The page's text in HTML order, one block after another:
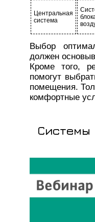
Центральная
система
Выбор
должен
Кроме того,
помогут
помещения.
комфортные
Системы